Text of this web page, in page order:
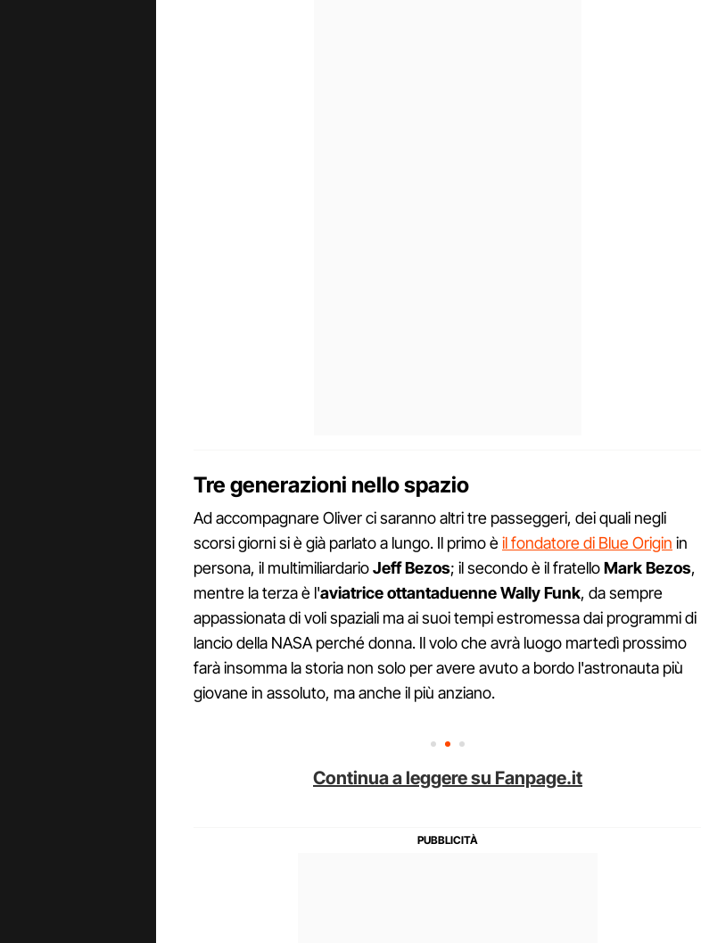
Tre generazioni nello spazio
Ad accompagnare Oliver ci saranno altri tre passeggeri, dei quali negli
scorsi giorni si è già parlato a lungo. Il primo èil fondatore di Blue Origin in
persona, il multimiliardarioJeff Bezos; il secondo è il fratelloMark Bezos,
mentre la terza è l'aviatrice ottantaduenne Wally Funk, da sempre
appassionata di voli spaziali ma ai suoi tempi estromessa dai programmi di
lancio della NASA perché donna. Il volo che avrà luogo martedì prossimo
farà insomma la storia non solo per avere avuto a bordo l'astronauta più
giovane in assoluto, ma anche il più anziano.
Continua a leggere su Fanpage.it